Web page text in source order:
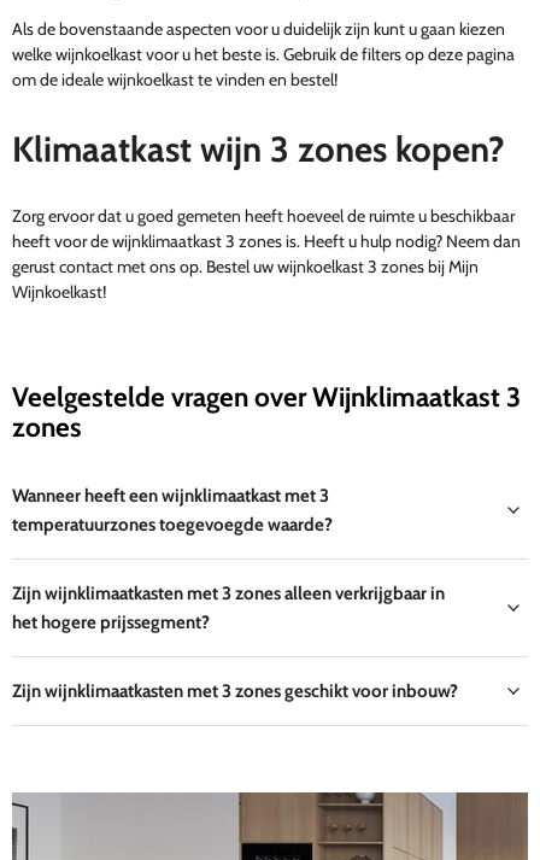
Als de bovenstaande aspecten voor u duidelijk zijn kunt u gaan kiezen
welke wijnkoelkast voor u het beste is. Gebruik de filters op deze pagina
om de ideale wijnkoelkast te vinden en bestel!
Klimaatkast wijn 3 zones kopen?
Zorg ervoor dat u goed gemeten heeft hoeveel de ruimte u beschikbaar
heeft voor de wijnklimaatkast 3 zones is. Heeft u hulp nodig? Neem dan
gerust contact met ons op. Bestel uw wijnkoelkast 3 zones bij Mijn
Wijnkoelkast!
Veelgestelde vragen over Wijnklimaatkast 3
zones
Wanneer heeft een wijnklimaatkast met 3
temperatuurzones toegevoegde waarde?
Zijn wijnklimaatkasten met 3 zones alleen verkrijgbaar in
het hogere prijssegment?
Zijn wijnklimaatkasten met 3 zones geschikt voor inbouw?